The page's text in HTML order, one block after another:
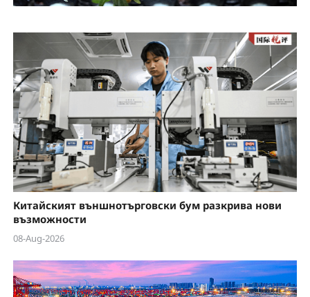
Китайският външнотърговски бум разкрива нови
възможности
08-Aug-2026